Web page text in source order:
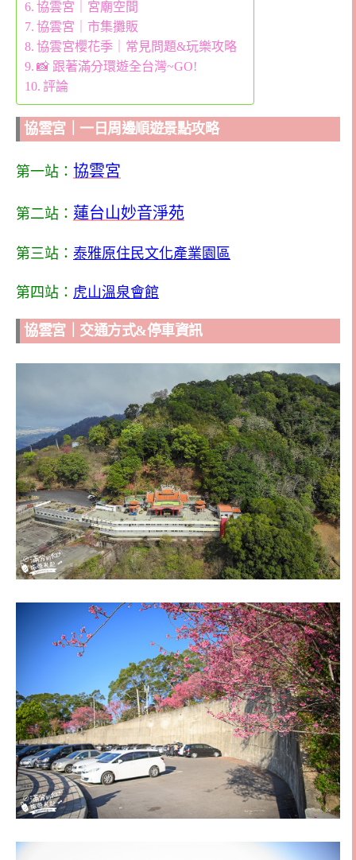
協雲宮｜宮廟空間
協雲宮｜市集攤販
協雲宮櫻花季｜常見問題&玩樂攻略
📸 跟著滿分環遊全台灣~GO!
評論
協雲宮｜一日周邊順遊景點攻略
第一站： 協雲宮
第二站： 蓮台山妙音淨苑
第三站： 泰雅原住民文化產業園區
第四站： 虎山溫泉會館
協雲宮｜交通方式&停車資訊